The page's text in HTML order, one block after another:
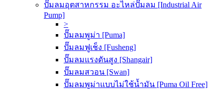
ปั๊มลมอุตสาหกรรม อะไหล่ปั๊มลม [Industrial Air
Pump]
>
ปั๊มลมพูม่า [Puma]
ปั๊มลมฟูเช็ง [Fusheng]
ปั๊มลมแรงดันสูง [Shangair]
ปั๊มลมสวอน [Swan]
ปั๊มลมพูม่าแบบไม่ใช้น้ำมัน [Puma Oil Free]